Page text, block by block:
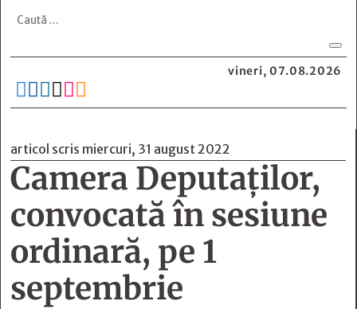
vineri, 07.08.2026
     
articol scris miercuri, 31 august 2022
Camera Deputaţilor,
convocată în sesiune
ordinară, pe 1
septembrie